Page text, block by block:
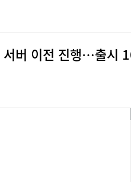
버 이전 진행…출시